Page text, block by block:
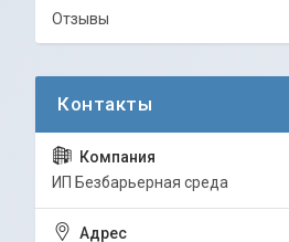
Отзывы
ИП Безбарьерная среда